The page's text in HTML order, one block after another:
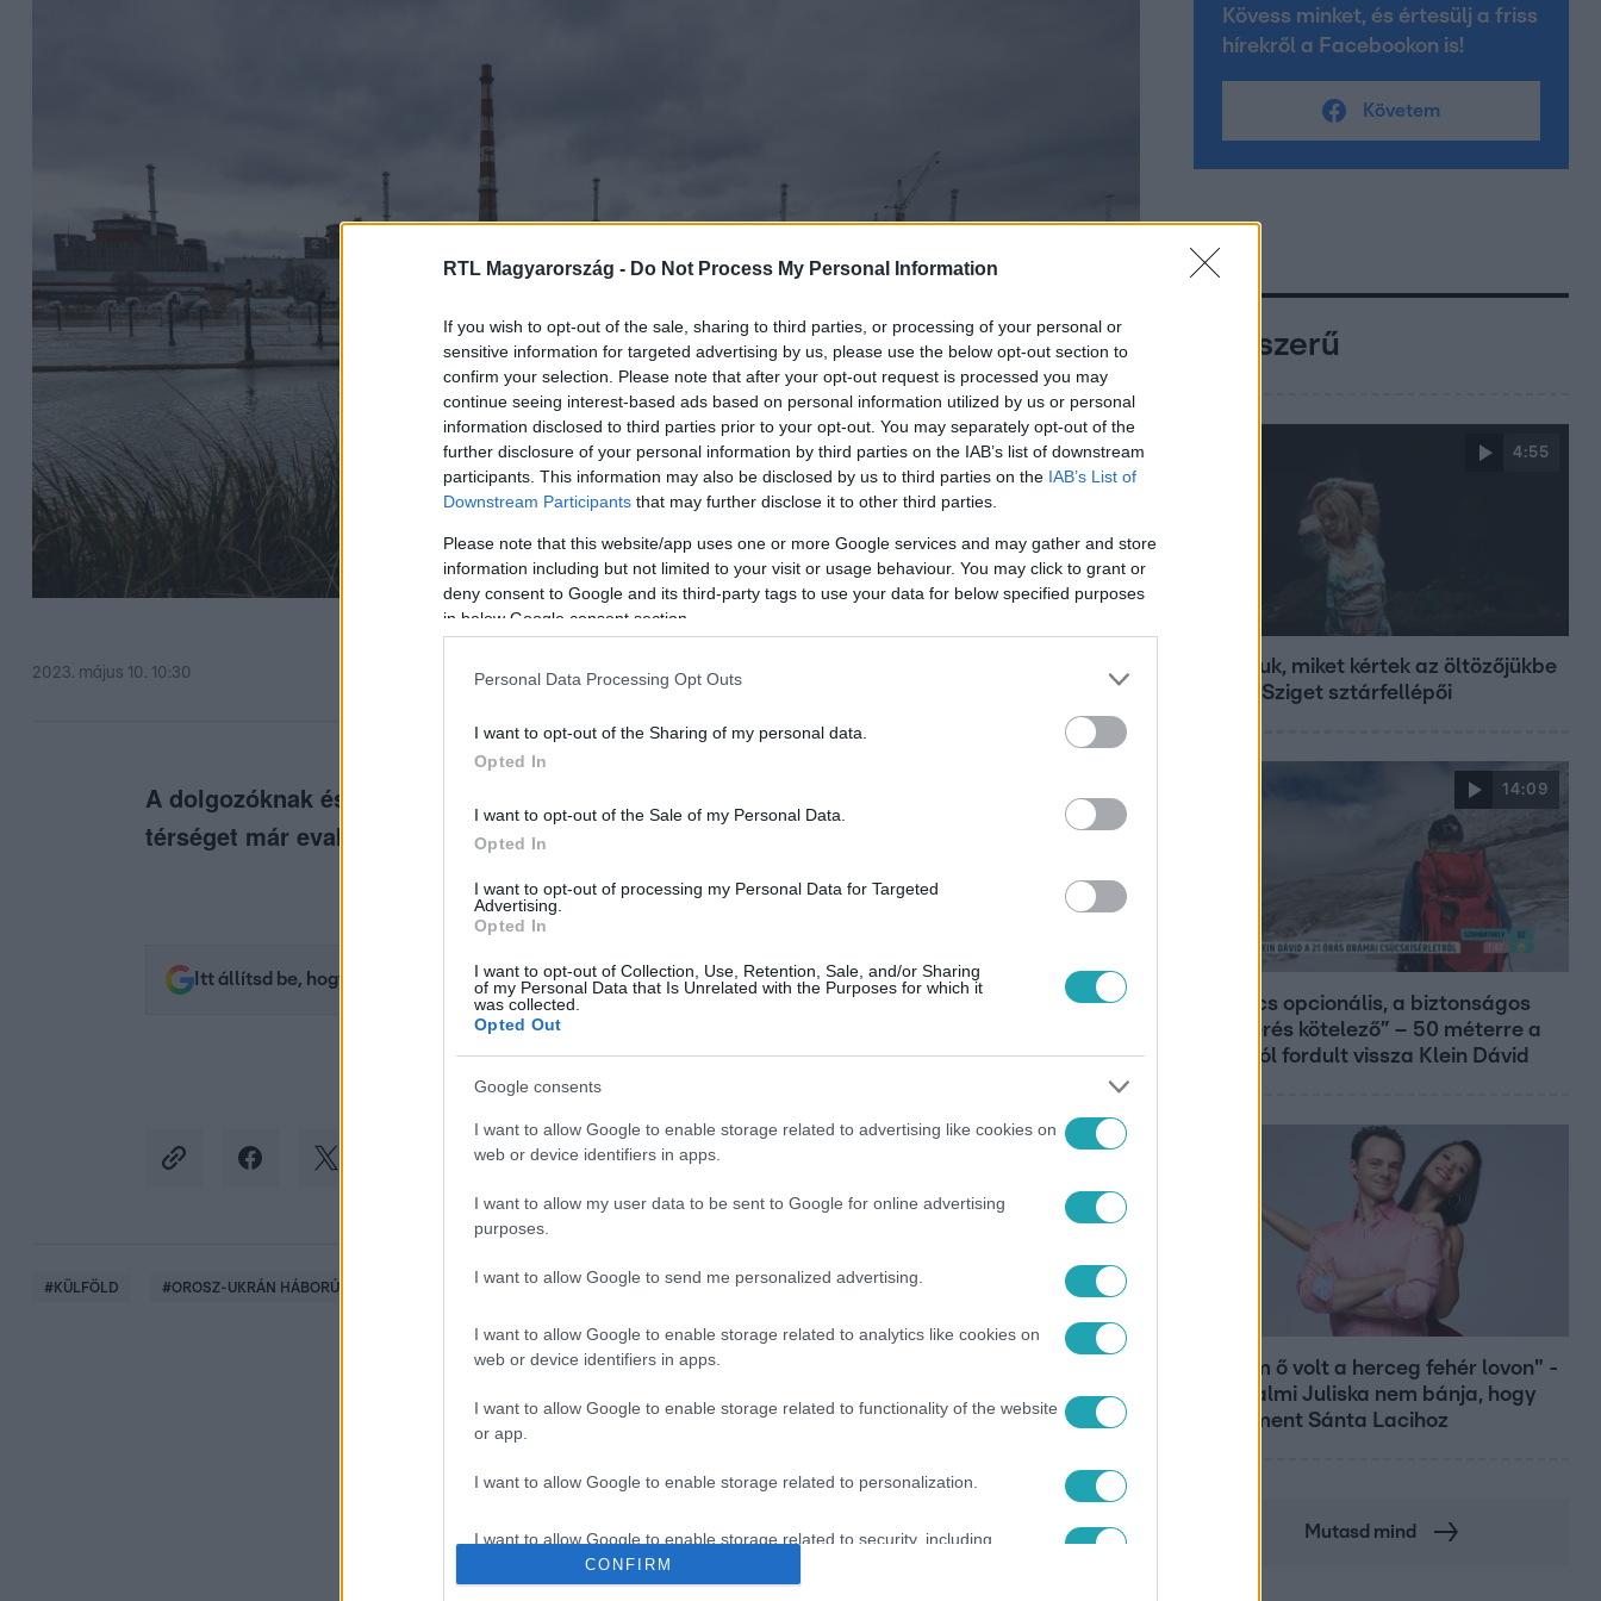
RTL Magyarország - Do Not Process My Personal Information
If you wish to opt-out of the sale, sharing to third parties, or processing of your personal or
sensitive information for targeted advertising by us, please use the below opt-out section to
confirm your selection. Please note that after your opt-out request is processed you may
continue seeing interest-based ads based on personal information utilized by us or personal
information disclosed to third parties prior to your opt-out. You may separately opt-out of the
further disclosure of your personal information by third parties on the IAB’s list of downstream
participants. This information may also be disclosed by us to third parties on the IAB’s List of
Downstream Participants that may further disclose it to other third parties.
Please note that this website/app uses one or more Google services and may gather and store
information including but not limited to your visit or usage behaviour. You may click to grant or
deny consent to Google and its third-party tags to use your data for below specified purposes
in below Google consent section.
Personal Data Processing Opt Outs
I want to opt-out of the Sharing of my personal data.
Opted In
I want to opt-out of the Sale of my Personal Data.
Opted In
I want to opt-out of processing my Personal Data for Targeted
Advertising.
Opted In
I want to opt-out of Collection, Use, Retention, Sale, and/or Sharing
of my Personal Data that Is Unrelated with the Purposes for which it
was collected.
Opted Out
Google consents
I want to allow Google to enable storage related to advertising like cookies on
web or device identifiers in apps.
I want to allow my user data to be sent to Google for online advertising
purposes.
I want to allow Google to send me personalized advertising.
I want to allow Google to enable storage related to analytics like cookies on
web or device identifiers in apps.
I want to allow Google to enable storage related to functionality of the website
or app.
I want to allow Google to enable storage related to personalization.
I want to allow Google to enable storage related to security, including
authentication functionality and fraud prevention, and other user protection.
CONFIRM
2023. május 10. 10:30
A dolgozóknak és a családjaiknak is maradniuk kell annak ellenére, hogy a
térséget már evakuálták.
Itt állítsd be, hogy az RTL.hu az elsők között legyen a Google-találatokban!
#KÜLFÖLD #OROSZ-UKRÁN HÁBORÚ ZAPORIZZSJAI ATOMERŐMŰ #ATOMERŐMŰ #DOLGOZÓ #OROSZ HADSEREG
Kövess minket, és értesülj a friss
hírekről a Facebookon is!
Követem
Népszerű
4:55
Mutatjuk, miket kértek az öltözőjükbe
az idei Sziget sztárfellépői
14:09
„A csúcs opcionális, a biztonságos
hazatérés kötelező” – 50 méterre a
csúcstól fordult vissza Klein Dávid
"Nekem ő volt a herceg fehér lovon" -
Széphalmi Juliska nem bánja, hogy
hozzáment Sánta Lacihoz
Mutasd mind